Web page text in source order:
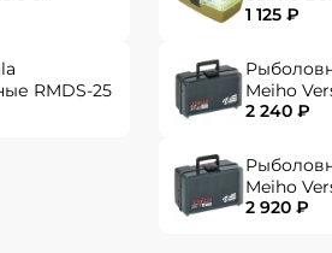
EVA гарантирует комфорт в
комле для фиксирования
40
RMDS-25
1 125 ₽
Meiho
2 240 ₽
Meiho
2 920 ₽